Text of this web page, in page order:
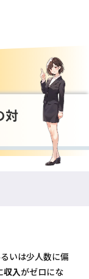
対
いは少人数に偏
収入がゼロにな